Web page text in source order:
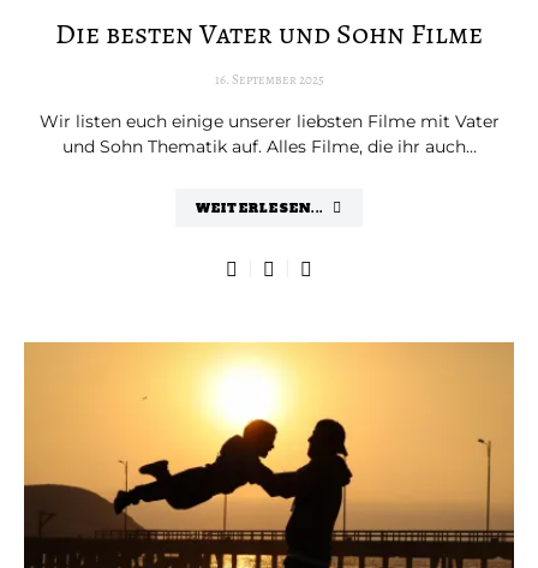
Die besten Vater und Sohn Filme
16. September 2025
Wir listen euch einige unserer liebsten Filme mit Vater
und Sohn Thematik auf. Alles Filme, die ihr auch…
WEITERLESEN...